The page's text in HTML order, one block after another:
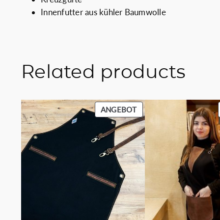
Innenfutter aus kühler Baumwolle
Related products
ANGEBOTPRODUKT
IM
ANGEBOT